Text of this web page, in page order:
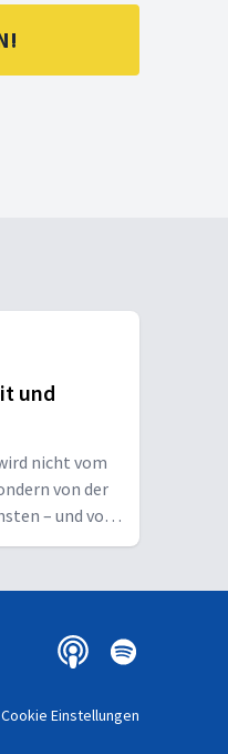
und
nicht vom
von der
– und vom
Cookie Einstellungen